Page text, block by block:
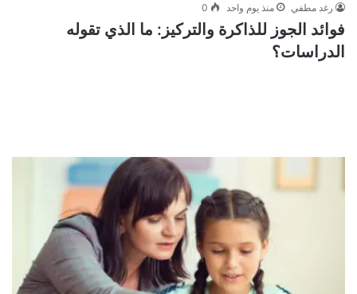
رغد مطفي منذ يوم واحد 0
فوائد الجوز للذاكرة والتركيز: ما الذي تقوله
الدراسات؟